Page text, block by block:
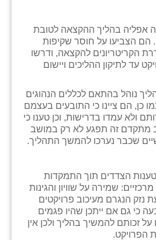
אפליה בהליך ההקצאה לטובת
הם הצביעו על חוסר שקיפות
הקריטריונים להקצאה, ודרשו
עד לתיקון ההליכים ויישום
נוהל בהתאם לכללים הנהוגים
כן, הם ציינו כי התובעים בעצמם
ולא עמדו בדרישות, וכן טענו כי
מתקדם זה תפגע לא רק במושב
שכבר נערכו להמשך התהליך.
הצדדים תוך התמקדות
מרכזיים: שמירה על שוויון והגינות
נזק הנגרם מעיכוב פרויקטים
כי גם אם ייתכן שהיו פגמים
על זכותם להמשיך בהליך ולכן אין
הפרויקט.